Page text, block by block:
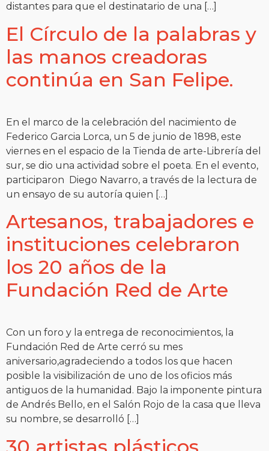
distantes para que el destinatario de una […]
El Círculo de la palabras y
las manos creadoras
continúa en San Felipe.
En el marco de la celebración del nacimiento de
Federico Garcia Lorca, un 5 de junio de 1898, este
viernes en el espacio de la Tienda de arte-Librería del
sur, se dio una actividad sobre el poeta. En el evento,
participaron Diego Navarro, a través de la lectura de
un ensayo de su autoría quien […]
Artesanos, trabajadores e
instituciones celebraron
los 20 años de la
Fundación Red de Arte
Con un foro y la entrega de reconocimientos, la
Fundación Red de Arte cerró su mes
aniversario,agradeciendo a todos los que hacen
posible la visibilización de uno de los oficios más
antiguos de la humanidad. Bajo la imponente pintura
de Andrés Bello, en el Salón Rojo de la casa que lleva
su nombre, se desarrolló […]
30 artistas plásticos